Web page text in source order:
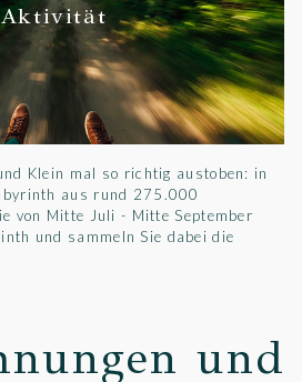
Aktivität
Klein mal so richtig austoben: in
aus rund 275.000
von Mitte Juli - Mitte September
und sammeln Sie dabei die
und